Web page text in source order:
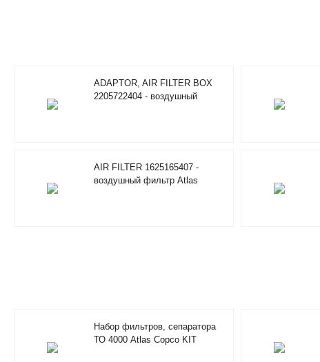
ADAPTOR, AIR FILTER BOX
2205722404 - воздушный
AIR FILTER 1625165407 -
воздушный фильтр Atlas
Набор фильтров, сепаратора
ТО 4000 Atlas Copco KIT